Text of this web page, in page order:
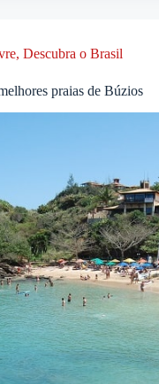
, Descubra o Brasil
praias de Búzios